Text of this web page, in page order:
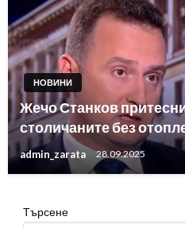
НОВИНИ
Жечо Станков
столичаните без
admin_zarata 28.09.2025
Търсене